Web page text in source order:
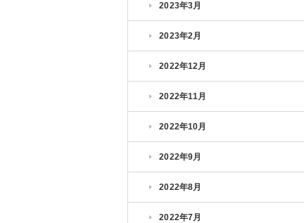
2023年3月
2023年2月
2022年12月
2022年11月
2022年10月
2022年9月
2022年8月
2022年7月